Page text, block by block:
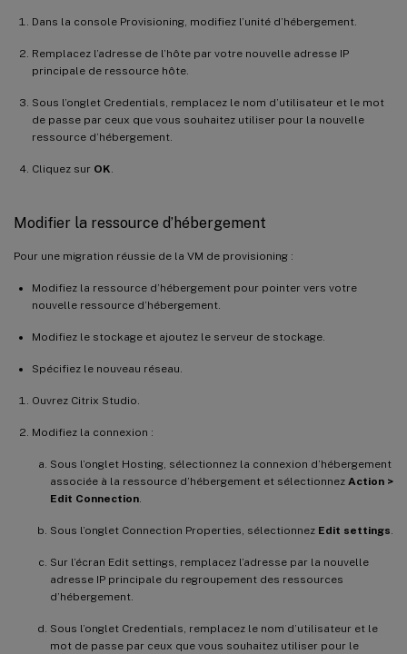
Dans la console Provisioning, modifiez l’unité d’hébergement.
Remplacez l’adresse de l’hôte par votre nouvelle adresse IP
principale de ressource hôte.
Sous l’onglet Credentials, remplacez le nom d’utilisateur et le mot
de passe par ceux que vous souhaitez utiliser pour la nouvelle
ressource d’hébergement.
Cliquez sur OK
Modifier la ressource d’hébergement
Pour une migration réussie de la VM de provisioning :
Modifiez la ressource d’hébergement pour pointer vers votre
nouvelle ressource d’hébergement.
Modifiez le stockage et ajoutez le serveur de stockage.
Spécifiez le nouveau réseau.
Ouvrez Citrix Studio.
Modifiez la connexion :
Sous l’onglet Hosting, sélectionnez la connexion d’hébergement
associée à la ressource d’hébergement et sélectionnez Action >
Edit Connection
Sous l’onglet Connection Properties, sélectionnez Edit settings
Sur l’écran Edit settings, remplacez l’adresse par la nouvelle
adresse IP principale du regroupement des ressources
d’hébergement.
Sous l’onglet Credentials, remplacez le nom d’utilisateur et le
mot de passe par ceux que vous souhaitez utiliser pour le